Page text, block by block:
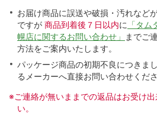
お届け商品に誤送や破損・汚れなど
ですが 商品到着後７日以内に 「タ
幌店に関するお問い合わせ」
までご
方法をご案内いたします。
パッケージ商品の初期不良につきま
るメーカーへ直接お問い合わせくださ
※ご連絡が無いままでの返品はお受け
い。